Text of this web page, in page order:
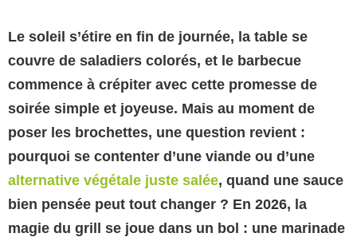
Le soleil s’étire en fin de journée, la table se
couvre de saladiers colorés, et le barbecue
commence à crépiter avec cette promesse de
soirée simple et joyeuse. Mais au moment de
poser les brochettes, une question revient :
pourquoi se contenter d’une viande ou d’une
alternative végétale juste salée, quand une sauce
bien pensée peut tout changer ? En 2026, la
magie du grill se joue dans un bol : une marinade